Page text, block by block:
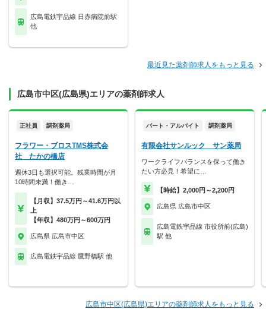
広島電鉄宇品線 日赤病院前駅
他
最近見た薬剤師求人をもっと見る
広島市中区(広島県)エリアの薬剤師求人
正社員 調剤薬局
フラワー・ブロスTMS株式会
社 たかの橋店
週休3日も選択可能。残業時間が月
10時間未満！働き…
【月収】37.5万円～41.6万円以
上
【年収】480万円～600万円
広島県 広島市中区
広島電鉄宇品線 鷹野橋駅 他
パート・アルバイト 調剤薬局
有限会社サンルック サン薬局
ワークライフバランスを保って働き
たい方必見！希望に…
【時給】2,000円～2,200円
広島県 広島市中区
広島電鉄宇品線 市役所前(広島)
駅 他
広島市中区(広島県)エリアの薬剤師求人をもっと見る